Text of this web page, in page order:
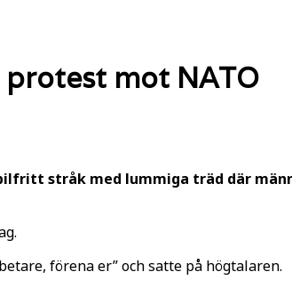
mot NATO
stråk med lummiga träd där
förena er” och satte på högtalaren.